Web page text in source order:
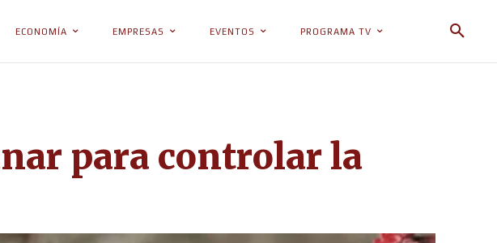
ECONOMÍA EMPRESAS EVENTOS PROGRAMA TV
para controlar la